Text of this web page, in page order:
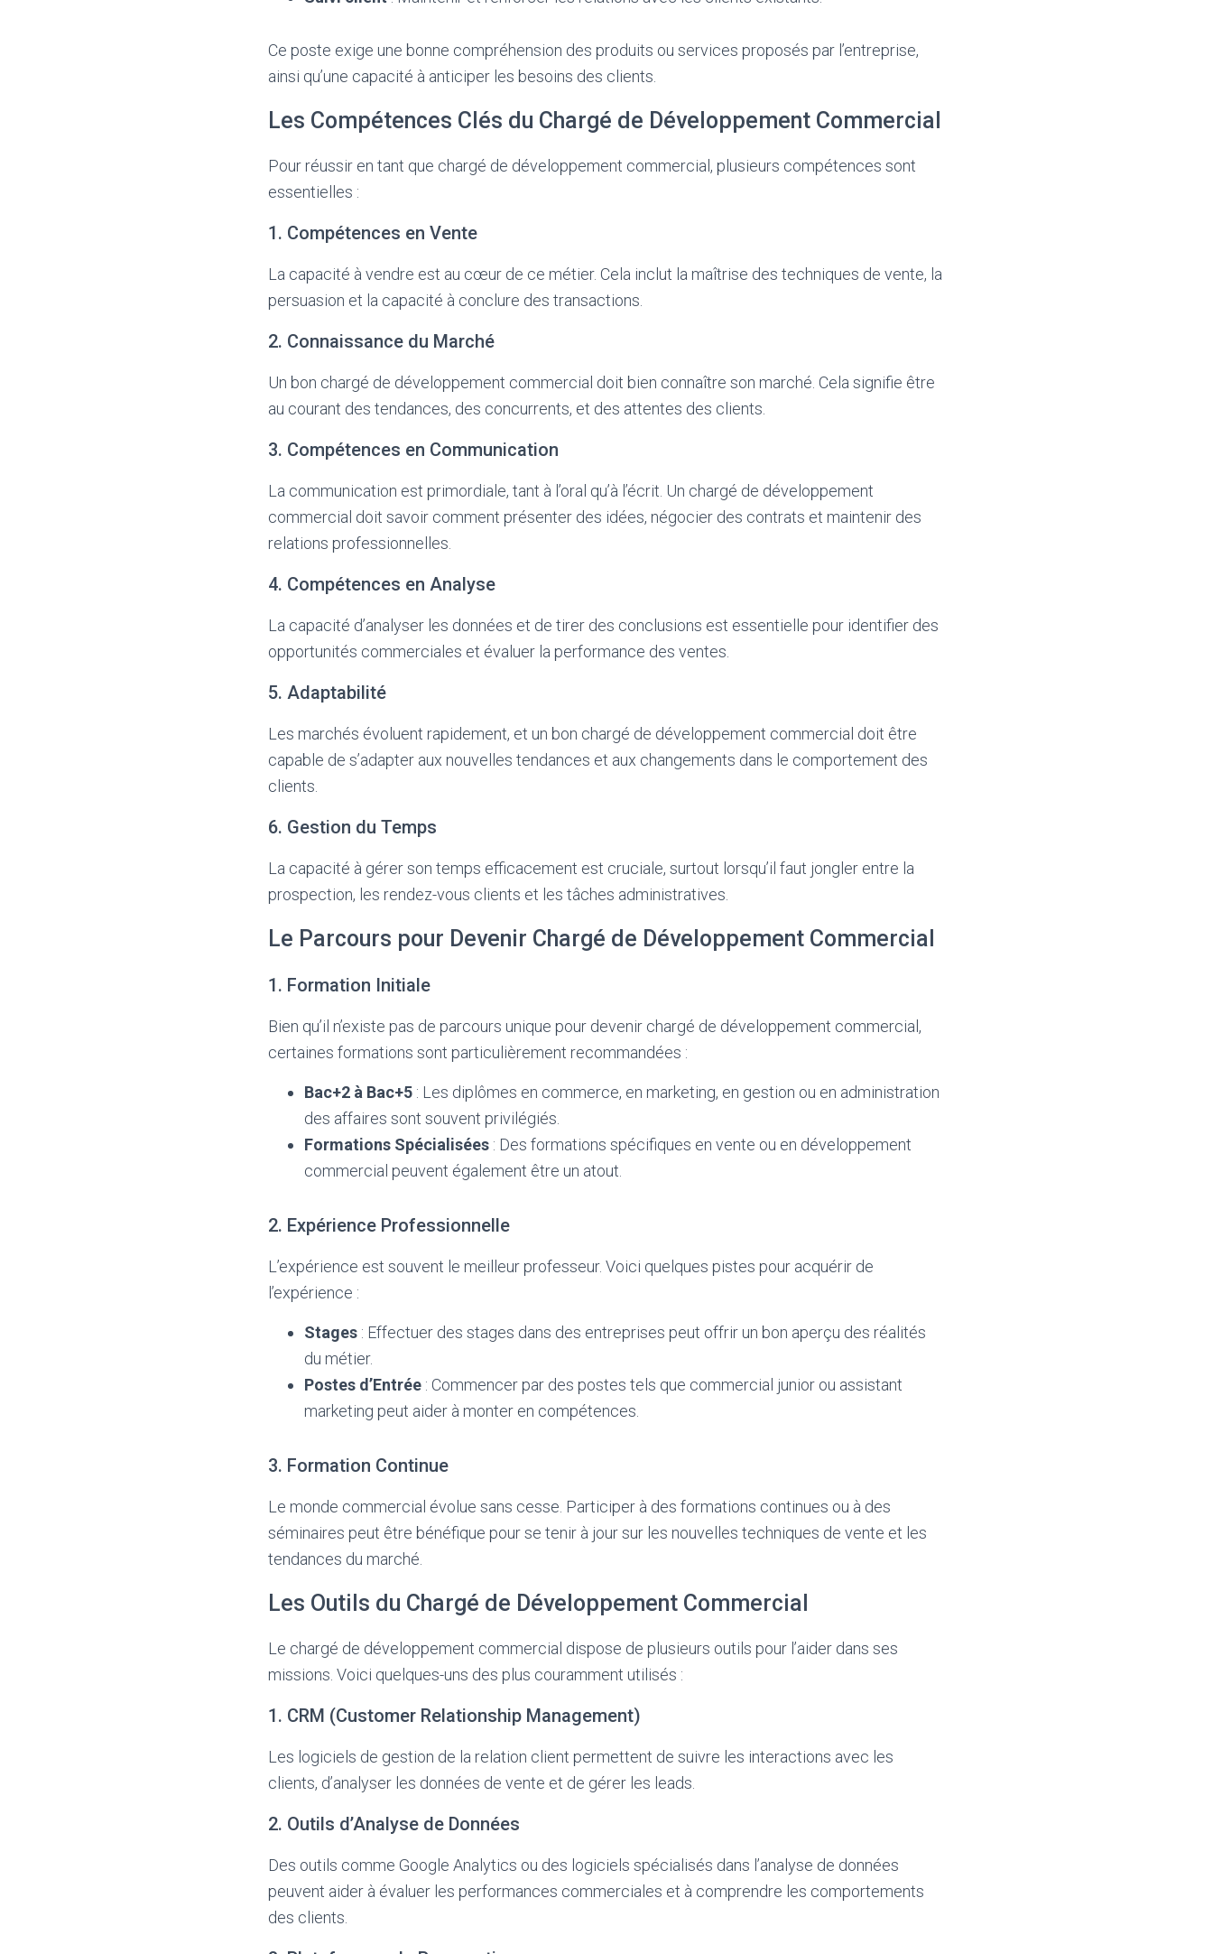
Ce poste exige une bonne compréhension des produits ou services proposés par l’entreprise,
ainsi qu’une capacité à anticiper les besoins des clients.
Les Compétences Clés du Chargé de Développement Commercial
Pour réussir en tant que chargé de développement commercial, plusieurs compétences sont
essentielles :
1. Compétences en Vente
La capacité à vendre est au cœur de ce métier. Cela inclut la maîtrise des techniques de vente, la
persuasion et la capacité à conclure des transactions.
2. Connaissance du Marché
Un bon chargé de développement commercial doit bien connaître son marché. Cela signifie être
au courant des tendances, des concurrents, et des attentes des clients.
3. Compétences en Communication
La communication est primordiale, tant à l’oral qu’à l’écrit. Un chargé de développement
commercial doit savoir comment présenter des idées, négocier des contrats et maintenir des
relations professionnelles.
4. Compétences en Analyse
La capacité d’analyser les données et de tirer des conclusions est essentielle pour identifier des
opportunités commerciales et évaluer la performance des ventes.
5. Adaptabilité
Les marchés évoluent rapidement, et un bon chargé de développement commercial doit être
capable de s’adapter aux nouvelles tendances et aux changements dans le comportement des
clients.
6. Gestion du Temps
La capacité à gérer son temps efficacement est cruciale, surtout lorsqu’il faut jongler entre la
prospection, les rendez-vous clients et les tâches administratives.
Le Parcours pour Devenir Chargé de Développement Commercial
1. Formation Initiale
Bien qu’il n’existe pas de parcours unique pour devenir chargé de développement commercial,
certaines formations sont particulièrement recommandées :
Bac+2 à Bac+5 : Les diplômes en commerce, en marketing, en gestion ou en administration
des affaires sont souvent privilégiés.
Formations Spécialisées : Des formations spécifiques en vente ou en développement
commercial peuvent également être un atout.
2. Expérience Professionnelle
L’expérience est souvent le meilleur professeur. Voici quelques pistes pour acquérir de
l’expérience :
Stages : Effectuer des stages dans des entreprises peut offrir un bon aperçu des réalités
du métier.
Postes d’Entrée : Commencer par des postes tels que commercial junior ou assistant
marketing peut aider à monter en compétences.
3. Formation Continue
Le monde commercial évolue sans cesse. Participer à des formations continues ou à des
séminaires peut être bénéfique pour se tenir à jour sur les nouvelles techniques de vente et les
tendances du marché.
Les Outils du Chargé de Développement Commercial
Le chargé de développement commercial dispose de plusieurs outils pour l’aider dans ses
missions. Voici quelques-uns des plus couramment utilisés :
1. CRM (Customer Relationship Management)
Les logiciels de gestion de la relation client permettent de suivre les interactions avec les
clients, d’analyser les données de vente et de gérer les leads.
2. Outils d’Analyse de Données
Des outils comme Google Analytics ou des logiciels spécialisés dans l’analyse de données
peuvent aider à évaluer les performances commerciales et à comprendre les comportements
des clients.